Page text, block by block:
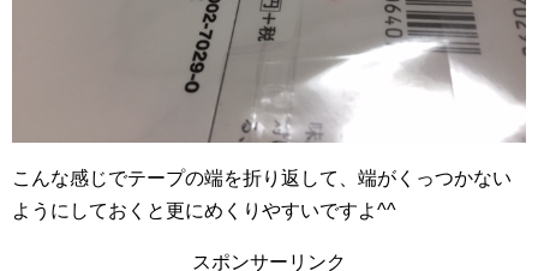
こんな感じでテープの端を折り返して、端がくっつかない
ようにしておくと更にめくりやすいですよ^^
スポンサーリンク